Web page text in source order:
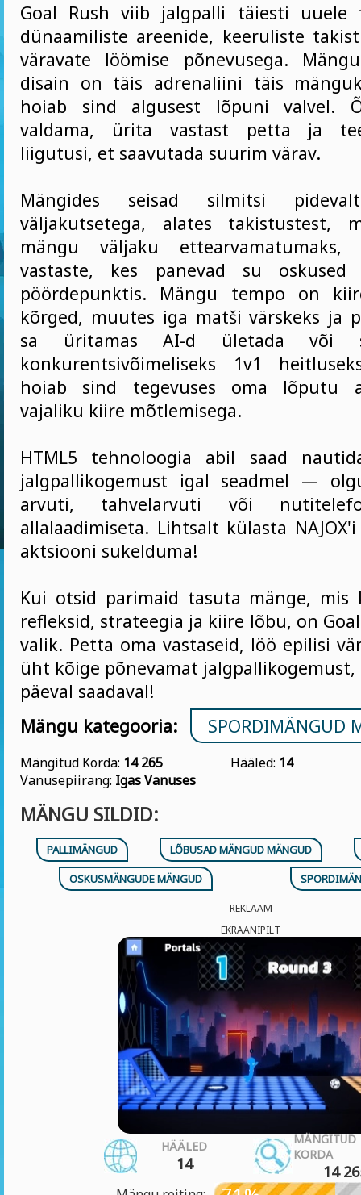
Goal Rush viib jalgpalli täiesti uuele
dünaamiliste areenide, keeruliste
väravate löömise põnevusega.
disain on täis adrenaliini täis
hoiab sind algusest lõpuni valvel.
valdama, ürita vastast petta ja
liigutusi, et saavutada suurim värav.
Mängides seisad silmitsi
väljakutsetega, alates takistustest,
mängu väljaku
vastaste, kes panevad su oskused
pöördepunktis. Mängu tempo on
kõrged, muutes iga matši värskeks ja
sa üritamas AI-d ületada või
konkurentsivõimeliseks 1v1
hoiab sind tegevuses oma lõputu
vajaliku kiire mõtlemisega.
HTML5 tehnoloogia abil saad
jalgpallikogemust igal seadmel —
arvuti, tahvelarvuti või
allalaadimiseta. Lihtsalt külasta
aktsiooni sukelduma!
Kui otsid parimaid tasuta mänge, mis
refleksid, strateegia ja kiire lõbu, on
valik. Petta oma vastaseid, löö epilisi
üht kõige põnevamat jalgpallikogemust,
päeval saadaval!
Mängu kategooria:
SPORDIMÄNGUD
Mängitud Korda: 14 265 Hääled: 14
Vanusepiirang: Igas Vanuses
MÄNGU SILDID:
PALLIMÄNGUD
LÕBUSAD MÄNGUD MÄNGUD
OSKUSMÄNGUDE MÄNGUD
REKLAAM
EKRAANIPILT
HÄÄLED
14
MÄNGITUD
KORDA
14